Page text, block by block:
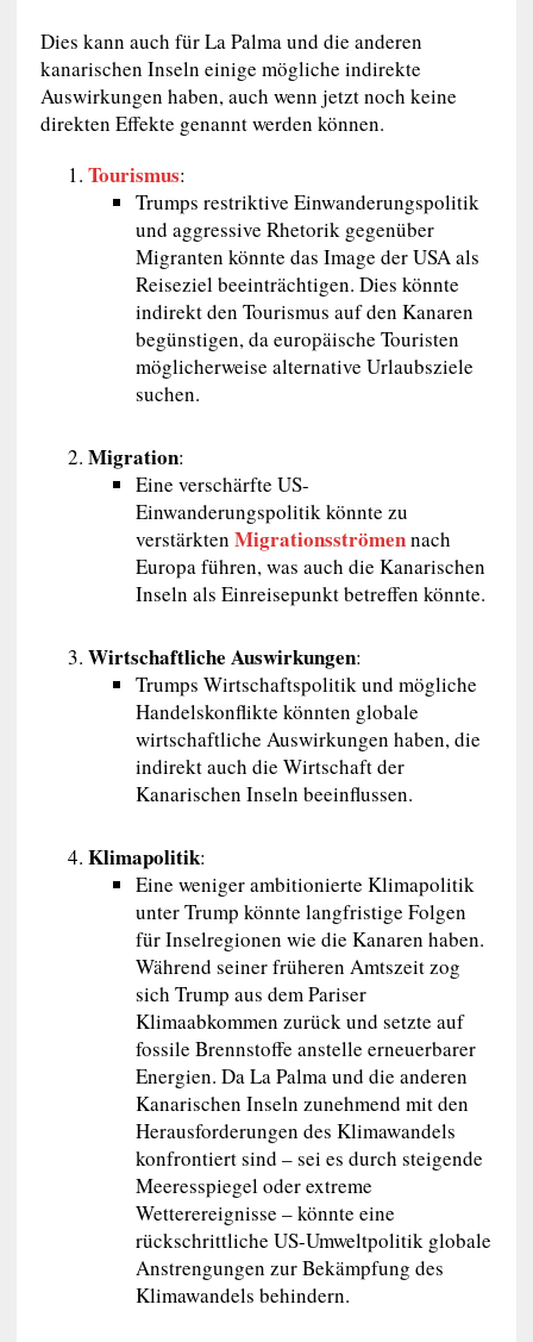
Dies kann auch für La Palma und die anderen
kanarischen Inseln einige mögliche indirekte
Auswirkungen haben, auch wenn jetzt noch keine
direkten Effekte genannt werden können.
Tourismus:
Trumps restriktive Einwanderungspolitik
und aggressive Rhetorik gegenüber
Migranten könnte das Image der USA als
Reiseziel beeinträchtigen. Dies könnte
indirekt den Tourismus auf den Kanaren
begünstigen, da europäische Touristen
möglicherweise alternative Urlaubsziele
suchen.
Migration:
Eine verschärfte US-
Einwanderungspolitik könnte zu
verstärkten Migrationsströmennach
Europa führen, was auch die Kanarischen
Inseln als Einreisepunkt betreffen könnte.
Wirtschaftliche Auswirkungen:
Trumps Wirtschaftspolitik und mögliche
Handelskonflikte könnten globale
wirtschaftliche Auswirkungen haben, die
indirekt auch die Wirtschaft der
Kanarischen Inseln beeinflussen.
Klimapolitik:
Eine weniger ambitionierte Klimapolitik
unter Trump könnte langfristige Folgen
für Inselregionen wie die Kanaren haben.
Während seiner früheren Amtszeit zog
sich Trump aus dem Pariser
Klimaabkommen zurück und setzte auf
fossile Brennstoffe anstelle erneuerbarer
Energien. Da La Palma und die anderen
Kanarischen Inseln zunehmend mit den
Herausforderungen des Klimawandels
konfrontiert sind – sei es durch steigende
Meeresspiegel oder extreme
Wetterereignisse – könnte eine
rückschrittliche US-Umweltpolitik globale
Anstrengungen zur Bekämpfung des
Klimawandels behindern.